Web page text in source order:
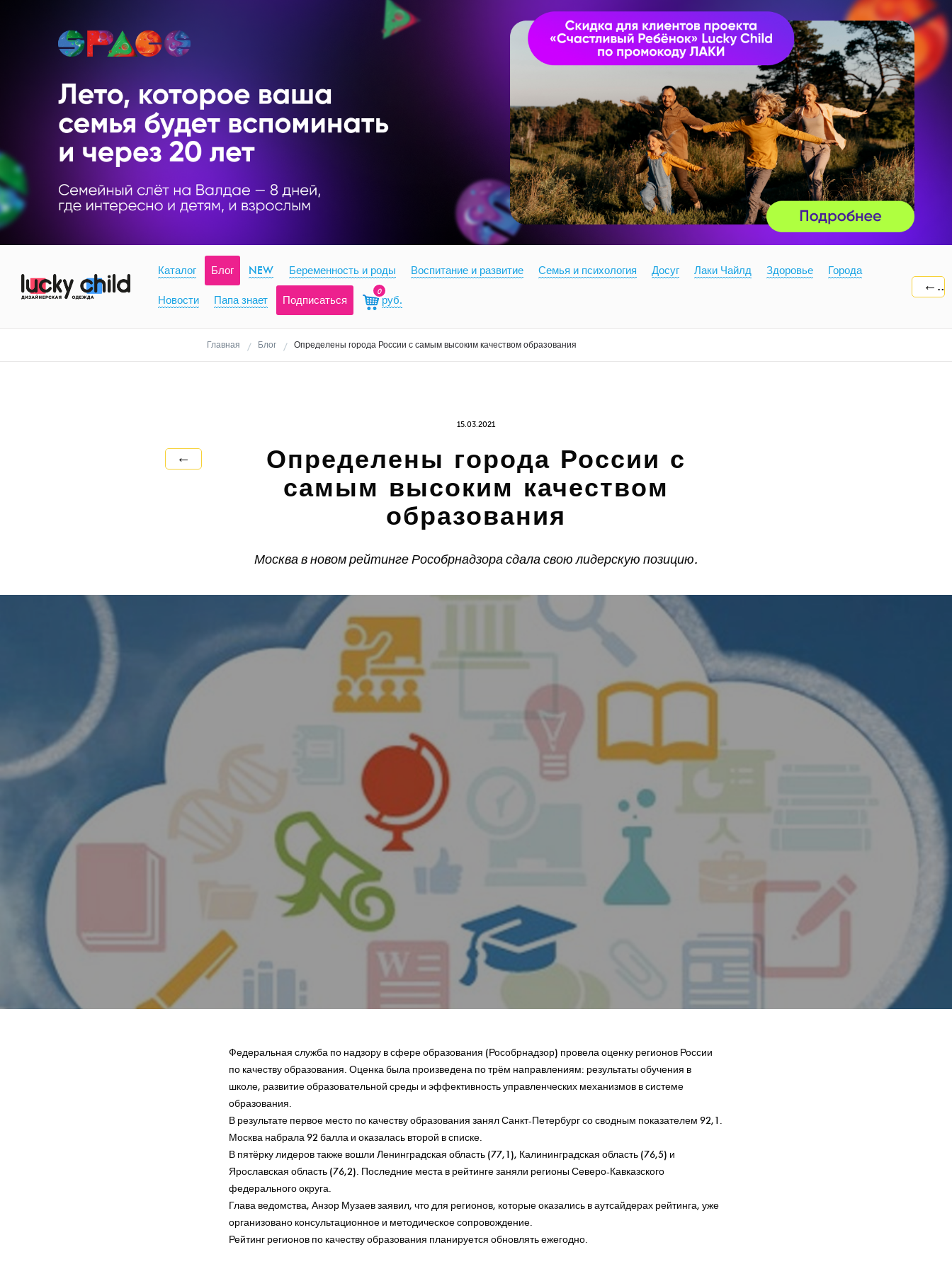
Каталог Блог NEW Беременность и роды Воспитание и развитие Семья и психология Досуг Лаки Чайлд Здоровье Города
Новости Папа знает Подписаться
0
руб.
←
Главная Блог Определены города России с самым высоким качеством образования
←
15.03.2021
Определены города России с
самым высоким качеством
образования
Москва в новом рейтинге Рособрнадзора сдала свою лидерскую позицию.
Федеральная служба по надзору в сфере образования (Рособрнадзор) провела оценку регионов России
по качеству образования. Оценка была произведена по трём направлениям: результаты обучения в
школе, развитие образовательной среды и эффективность управленческих механизмов в системе
образования.
В результате первое место по качеству образования занял Санкт-Петербург со сводным показателем 92,1.
Москва набрала 92 балла и оказалась второй в списке.
В пятёрку лидеров также вошли Ленинградская область (77,1), Калининградская область (76,5) и
Ярославская область (76,2). Последние места в рейтинге заняли регионы Северо-Кавказского
федерального округа.
Глава ведомства, Анзор Музаев заявил, что для регионов, которые оказались в аутсайдерах рейтинга, уже
организовано консультационное и методическое сопровождение.
Рейтинг регионов по качеству образования планируется обновлять ежегодно.